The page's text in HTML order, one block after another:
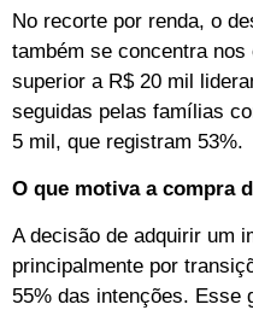
No recorte por renda, o
também se concentra
superior a R$ 20 mil
seguidas pelas famílias
5 mil, que registram 53%.
O que motiva a compra
A decisão de adquirir um
principalmente por
55% das intenções. Esse